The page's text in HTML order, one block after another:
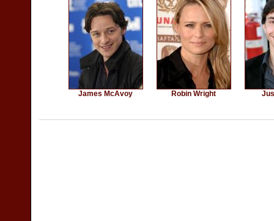
James McAvoy Robin Wright